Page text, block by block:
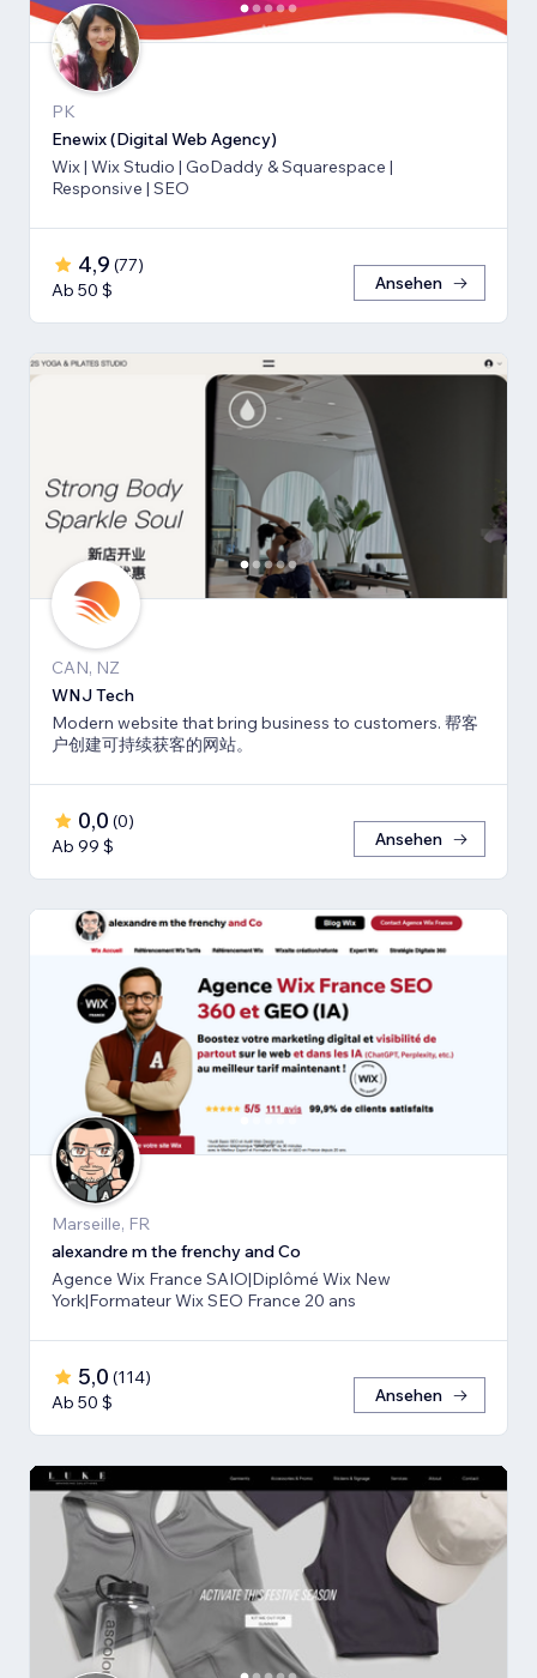
PK
Enewix (Digital Web Agency)
Wix | Wix Studio | GoDaddy & Squarespace |
Responsive | SEO
4,9 (77)
Ab 50 $
Ansehen
CAN, NZ
WNJ Tech
Modern website that bring business to customers. 帮客
户创建可持续获客的网站。
0,0 (0)
Ab 99 $
Ansehen
Marseille, FR
alexandre m the frenchy and Co
Agence Wix France SAIO|Diplômé Wix New
York|Formateur Wix SEO France 20 ans
5,0 (114)
Ab 50 $
Ansehen